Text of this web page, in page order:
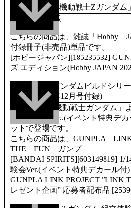
100ページ仕様
こちらの商品は、雑誌「Hobby
付録冊子(非売品)単品です。
[ホビージャパン][185235532]
ズ エディション(Hobby JAPAN
商品解説■「機動戦士ガンダム
組立体験会Ver..(イベント特典デ
ットで登場です。
こちらの商品は、GUNPLA
THE FUN ガンプ
[BANDAI SPIRITS][603149819] 1/
験会Ver.(イベント特典デカール付)
GUNPLA LINK PROJECT ”LINK
レゼント企画” 応募者配布品